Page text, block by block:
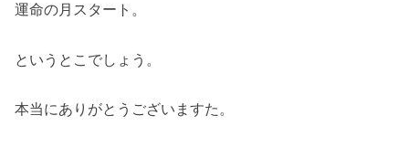
運命の月スタート。
というとこでしょう。
本当にありがとうございますた。